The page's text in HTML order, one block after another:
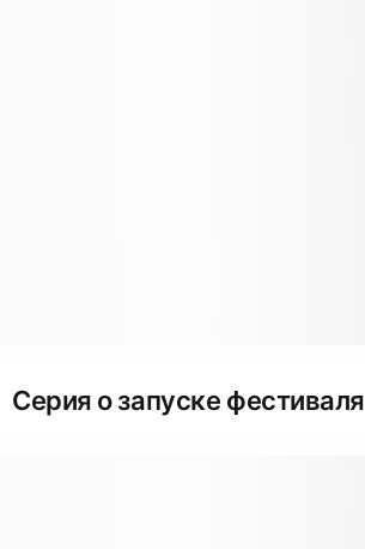
Серия о запуске фестиваля